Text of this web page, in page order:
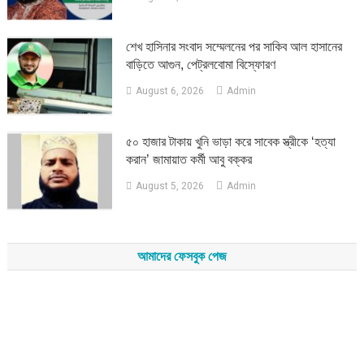
শেখ হাসিনার সংবাদ সম্মেলনের পর সাকিব আল হাসানের
বাড়িতে আগুন, পেট্রলবোমা বিস্ফোরণ
August 6, 2026 Admin
৫০ হাজার টাকায় খুনি ভাড়া করে সাবেক স্ত্রীকে ‘হত্যা
করান’ জামায়াত কর্মী আবু বক্কর
August 5, 2026 Admin
আমাদের ফেসবুক পেজ